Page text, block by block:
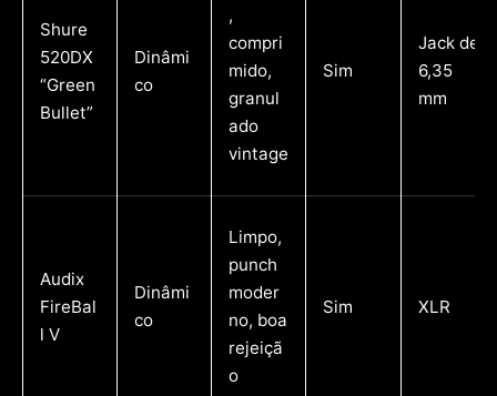
Shure
520DX
“Green
Bullet”
Dinâmi
co
,
compri
mido,
granul
ado
vintage
Sim
Jack de
6,35
mm
Audix
FireBal
l V
Dinâmi
co
Limpo,
punch
moder
no, boa
rejeiçã
o
Sim XLR